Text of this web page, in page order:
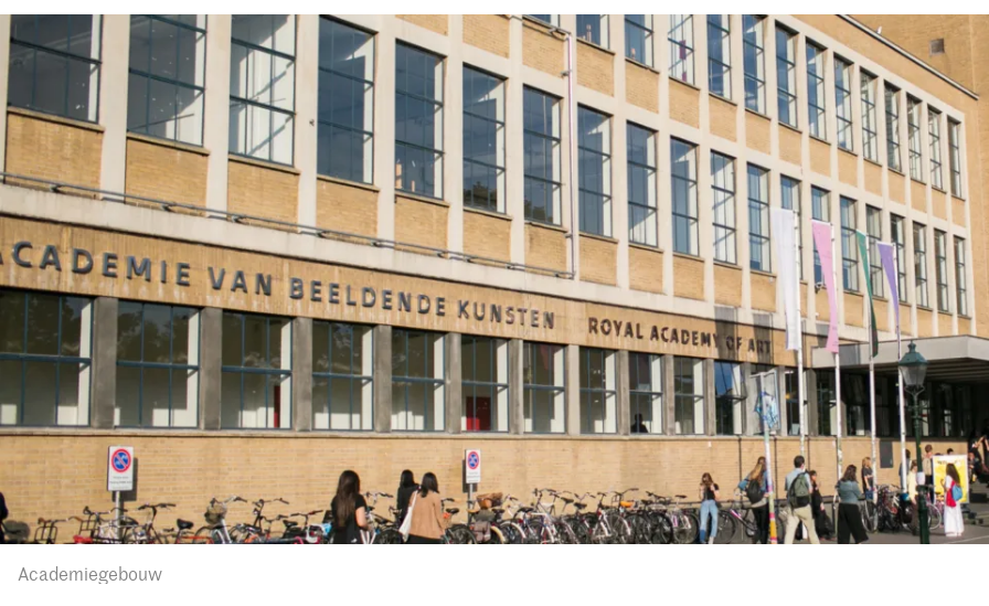
Academiegebouw